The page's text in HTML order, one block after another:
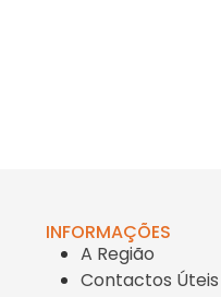
INFORMAÇÕES
A Região
Contactos Úteis